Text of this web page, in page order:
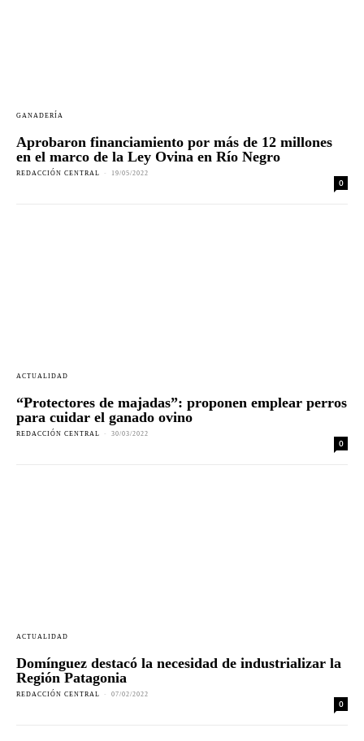
GANADERÍA
Aprobaron financiamiento por más de 12 millones
en el marco de la Ley Ovina en Río Negro
REDACCIÓN CENTRAL - 19/05/2022
0
ACTUALIDAD
“Protectores de majadas”: proponen emplear perros
para cuidar el ganado ovino
REDACCIÓN CENTRAL - 30/03/2022
0
ACTUALIDAD
Domínguez destacó la necesidad de industrializar la
Región Patagonia
REDACCIÓN CENTRAL - 07/02/2022
0